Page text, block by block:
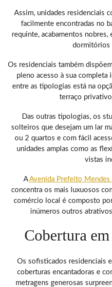
Assim, unidades residenciais
facilmente encontradas no
requinte, acabamentos
dormitórios
Os residenciais também
pleno acesso à sua completa
entre as tipologias está na
terraço
Das outras tipologias, os
solteiros que desejam um lar
ou 2 quartos e com fácil
unidades amplas como as
vistas
AAvenida Prefeito Mendes
concentra os mais luxuosos
comércio local é composto
inúmeros outros
Cobertura
Os sofisticados residenciais
coberturas encantadoras e
metragens generosas